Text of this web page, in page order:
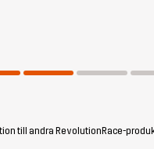
till andra RevolutionRace-